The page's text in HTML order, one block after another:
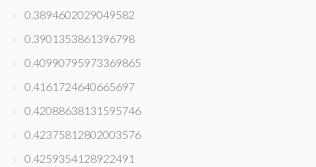
0.3894602029049582
0.3901353861396798
0.40990795973369865
0.4161724640665697
0.42088638131595746
0.42375812802003576
0.4259354128922491